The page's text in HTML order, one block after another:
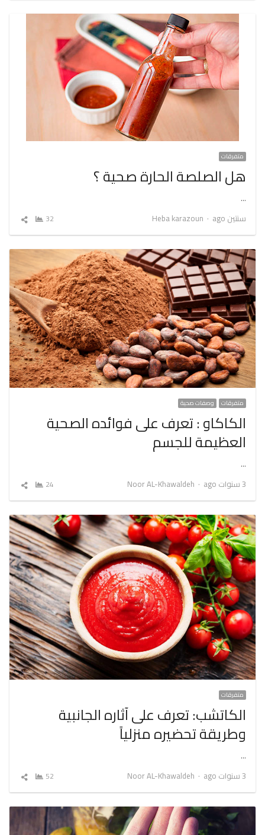
متفرقات
هل الصلصة الحارة صحية ؟
…
سنتين ago
Author
Heba karazoun
32
شارك
متفرقات وصفات صحية
الكاكاو : تعرف على فوائده الصحية
العظيمة للجسم
…
3 سنوات ago
Author
Noor AL-Khawaldeh
24
شارك
متفرقات
الكاتشب: تعرف على آثاره الجانبية
وطريقة تحضيره منزلياً
…
3 سنوات ago
Author
Noor AL-Khawaldeh
52
شارك